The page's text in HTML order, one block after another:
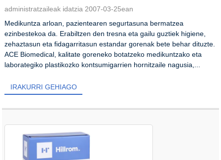
administratzaileak idatzia 2007-03-25ean
Medikuntza arloan, pazientearen segurtasuna bermatzea
ezinbestekoa da. Erabiltzen den tresna eta gailu guztiek higiene,
zehaztasun eta fidagarritasun estandar gorenak bete behar dituzte.
ACE Biomedical, kalitate goreneko botatzeko medikuntzako eta
laborategiko plastikozko kontsumigarrien hornitzaile nagusia,...
IRAKURRI GEHIAGO